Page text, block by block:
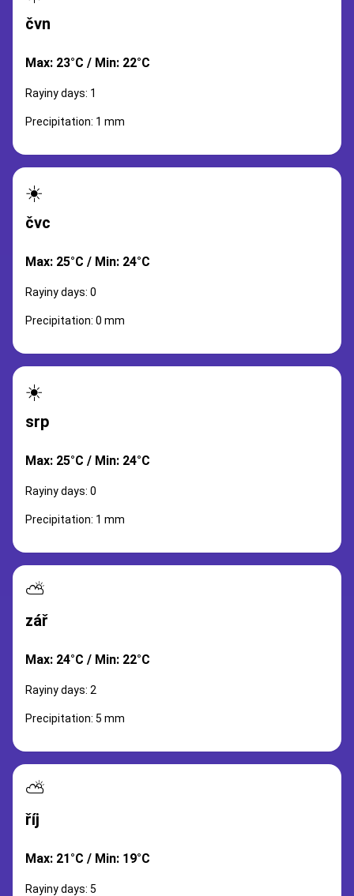
čvn
Max: 23°C / Min: 22°C
Rayiny days: 1
Precipitation: 1 mm
☀️
čvc
Max: 25°C / Min: 24°C
Rayiny days: 0
Precipitation: 0 mm
☀️
srp
Max: 25°C / Min: 24°C
Rayiny days: 0
Precipitation: 1 mm
⛅
zář
Max: 24°C / Min: 22°C
Rayiny days: 2
Precipitation: 5 mm
⛅
říj
Max: 21°C / Min: 19°C
Rayiny days: 5